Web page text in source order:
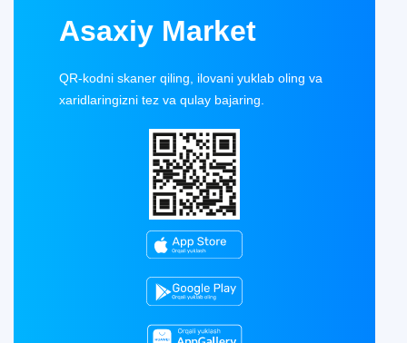
Asaxiy Market
QR-kodni skaner qiling, ilovani yuklab oling va
xaridlaringizni tez va qulay bajaring.